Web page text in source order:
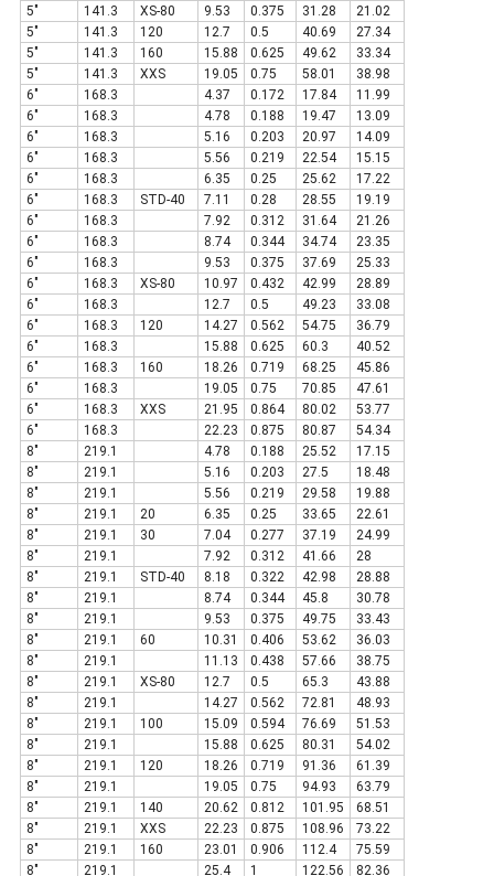
5"
141.3 XS-80 9.53 0.375 31.28
21.02
5"
141.3 120 12.7 0.5 40.69
27.34
5"
141.3 160 15.88 0.625 49.62
33.34
5"
141.3 XXS 19.05 0.75 58.01
38.98
6"
168.3 4.37 0.172 17.84
11.99
6"
168.3 4.78 0.188 19.47
13.09
6"
168.3 5.16 0.203 20.97
14.09
6"
168.3 5.56 0.219 22.54
15.15
6"
168.3 6.35 0.25 25.62
17.22
6"
168.3 STD-40 7.11 0.28 28.55
19.19
6"
168.3 7.92 0.312 31.64
21.26
6"
168.3 8.74 0.344 34.74
23.35
6"
168.3 9.53 0.375 37.69
25.33
6"
168.3 XS-80 10.97 0.432 42.99
28.89
6"
168.3 12.7 0.5 49.23
33.08
6"
168.3 120 14.27 0.562 54.75
36.79
6"
168.3 15.88 0.625 60.3
40.52
6"
168.3 160 18.26 0.719 68.25
45.86
6"
168.3 19.05 0.75 70.85
47.61
6"
168.3 XXS 21.95 0.864 80.02
53.77
6"
168.3 22.23 0.875 80.87
54.34
8"
219.1 4.78 0.188 25.52
17.15
8"
219.1 5.16 0.203 27.5
18.48
8"
219.1 5.56 0.219 29.58
19.88
8"
219.1 20 6.35 0.25 33.65
22.61
8"
219.1 30 7.04 0.277 37.19
24.99
8"
219.1 7.92 0.312 41.66
28
8"
219.1 STD-40 8.18 0.322 42.98
28.88
8"
219.1 8.74 0.344 45.8
30.78
8"
219.1 9.53 0.375 49.75
33.43
8"
219.1 60 10.31 0.406 53.62
36.03
8"
219.1 11.13 0.438 57.66
38.75
8"
219.1 XS-80 12.7 0.5 65.3
43.88
8"
219.1 14.27 0.562 72.81
48.93
8"
219.1 100 15.09 0.594 76.69
51.53
8"
219.1 15.88 0.625 80.31
54.02
8"
219.1 120 18.26 0.719 91.36
61.39
8"
219.1 19.05 0.75 94.93
63.79
8"
219.1 140 20.62 0.812 101.95
68.51
8"
219.1 XXS 22.23 0.875 108.96
73.22
8"
219.1 160 23.01 0.906 112.4
75.59
8"
219.1 25.4 1 122.56
82.36